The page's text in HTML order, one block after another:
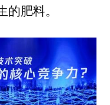
肥料。